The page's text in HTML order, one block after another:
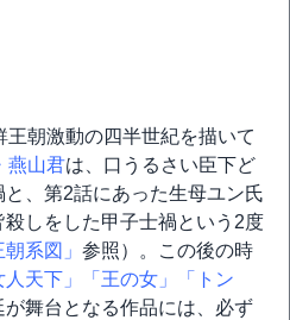
朝激動の四半世紀を描いて
燕山君は、口うるさい臣下ど
、第2話にあった生母ユン氏
しをした甲子士禍という2度
朝系図」 参照）。この後の時
人天下」 「王の女」
「トン
が舞台となる作品には、必ず